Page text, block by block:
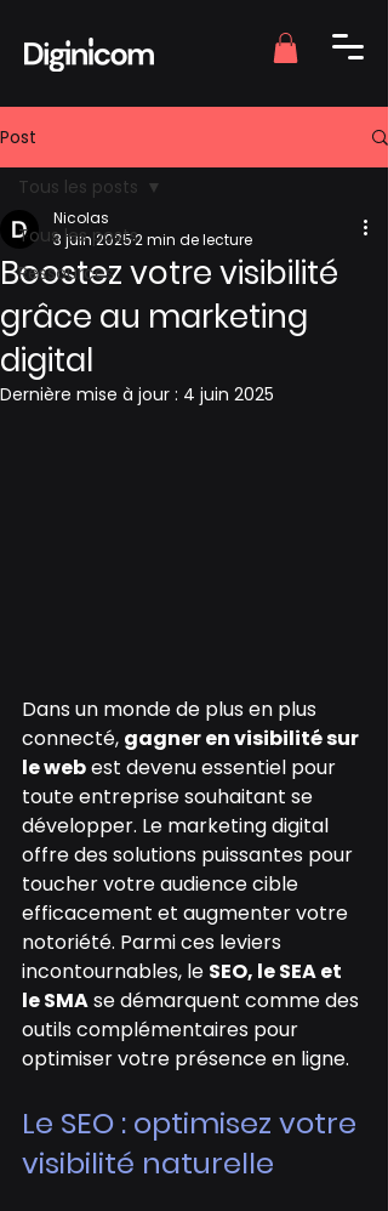
Post
Tous les posts
Ressources
Tous les posts
Boostez votre visibilité
grâce au marketing
digital
Nicolas
3 juin 20252 min de lecture
Dernière mise à jour : 4 juin 2025
Dans un monde de plus en plus
connecté, gagner en visibilité sur
le web est devenu essentiel pour
toute entreprise souhaitant se
développer. Le marketing digital
offre des solutions puissantes pour
toucher votre audience cible
efficacement et augmenter votre
notoriété. Parmi ces leviers
incontournables, le SEO, le SEA et
le SMA se démarquent comme des
outils complémentaires pour
optimiser votre présence en ligne.
Le SEO : optimisez votre
visibilité naturelle